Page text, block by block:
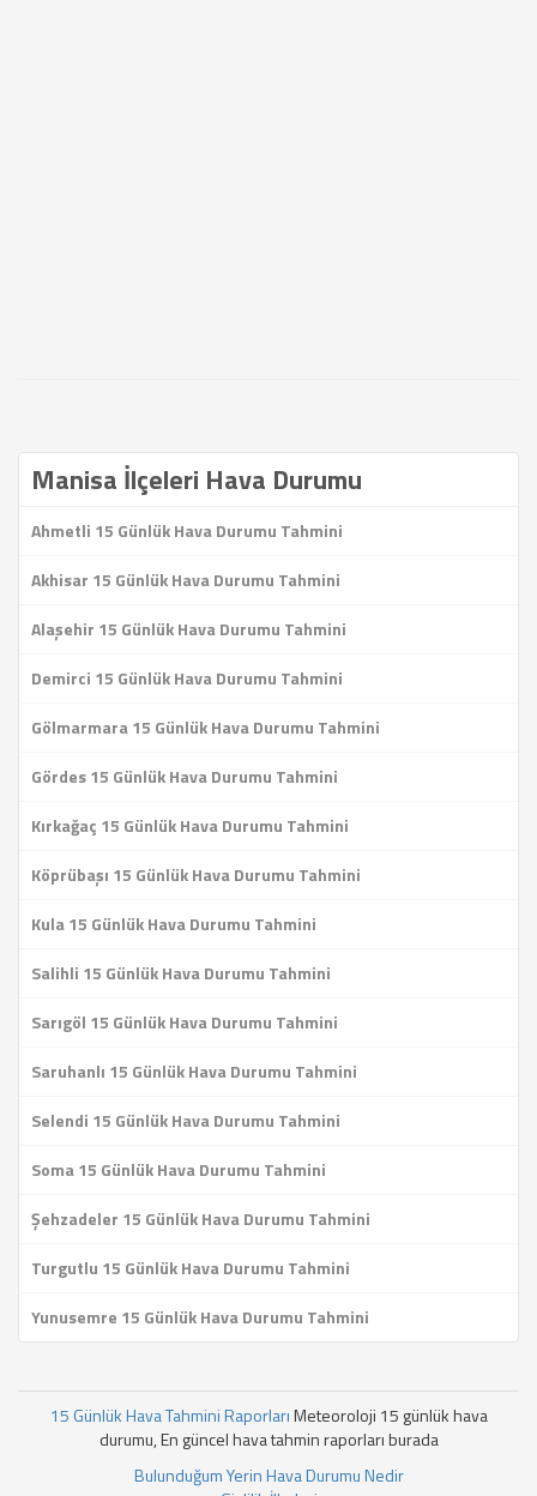
Manisa İlçeleri Hava Durumu
Ahmetli 15 Günlük Hava Durumu Tahmini
Akhisar 15 Günlük Hava Durumu Tahmini
Alaşehir 15 Günlük Hava Durumu Tahmini
Demirci 15 Günlük Hava Durumu Tahmini
Gölmarmara 15 Günlük Hava Durumu Tahmini
Gördes 15 Günlük Hava Durumu Tahmini
Kırkağaç 15 Günlük Hava Durumu Tahmini
Köprübaşı 15 Günlük Hava Durumu Tahmini
Kula 15 Günlük Hava Durumu Tahmini
Salihli 15 Günlük Hava Durumu Tahmini
Sarıgöl 15 Günlük Hava Durumu Tahmini
Saruhanlı 15 Günlük Hava Durumu Tahmini
Selendi 15 Günlük Hava Durumu Tahmini
Soma 15 Günlük Hava Durumu Tahmini
Şehzadeler 15 Günlük Hava Durumu Tahmini
Turgutlu 15 Günlük Hava Durumu Tahmini
Yunusemre 15 Günlük Hava Durumu Tahmini
15 Günlük Hava Tahmini RaporlarıMeteoroloji 15 günlük hava
durumu, En güncel hava tahmin raporları burada
Bulunduğum Yerin Hava Durumu Nedir